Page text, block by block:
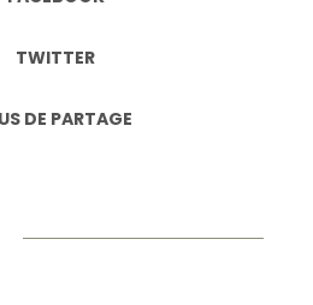
TWITTER
DE PARTAGE